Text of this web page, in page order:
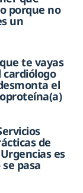
porque no
un
te vayas
el
de
es
pasa